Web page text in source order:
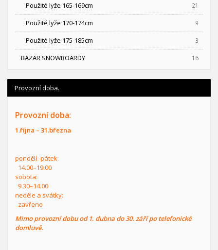
Použité lyže 165-169cm 21
Použité lyže 170-174cm 9
Použité lyže 175-185cm 3
BAZAR SNOWBOARDY 16
Provozní doba.
Provozní doba:
1.října – 31.března
pondělí–pátek:
14.00–19.00
sobota:
9.30–14.00
neděle a svátky:
zavřeno
Mimo provozní dobu od 1. dubna do 30. září po telefonické
domluvě.